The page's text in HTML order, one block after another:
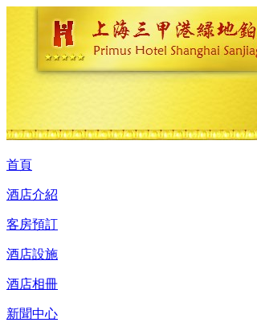
首頁
酒店介紹
客房預訂
酒店設施
酒店相冊
新聞中心